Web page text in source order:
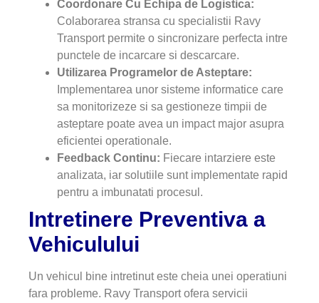
Coordonare Cu Echipa de Logistica:
Colaborarea stransa cu specialistii Ravy
Transport permite o sincronizare perfecta intre
punctele de incarcare si descarcare.
Utilizarea Programelor de Asteptare:
Implementarea unor sisteme informatice care
sa monitorizeze si sa gestioneze timpii de
asteptare poate avea un impact major asupra
eficientei operationale.
Feedback Continu: Fiecare intarziere este
analizata, iar solutiile sunt implementate rapid
pentru a imbunatati procesul.
Intretinere Preventiva a
Vehiculului
Un vehicul bine intretinut este cheia unei operatiuni
fara probleme. Ravy Transport ofera servicii